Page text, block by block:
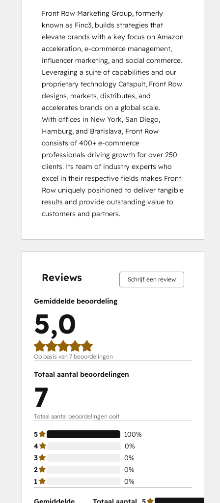
Front Row Marketing Group, formerly
known as Finc3, builds strategies that
elevate brands with a key focus on Amazon
acceleration, e-commerce management,
influencer marketing, and social commerce.
Leveraging a suite of capabilities and our
proprietary technology Catapult, Front Row
designs, markets, distributes, and
accelerates brands on a global scale.
With offices in New York, San Diego,
Hamburg, and Bratislava, Front Row
consists of 400+ e-commerce
professionals driving growth for over 250
clients. Its team of industry experts who
excel in their respective fields makes Front
Row uniquely positioned to deliver tangible
results and provide outstanding value to
customers and partners.
Reviews Schrijf een review
Gemiddelde beoordeling
5,0
Op basis van 7 beoordelingen
Totaal aantal beoordelingen
7
Totaal aantal beoordelingen ooit
5
100%
4
0%
3
0%
2
0%
1
0%